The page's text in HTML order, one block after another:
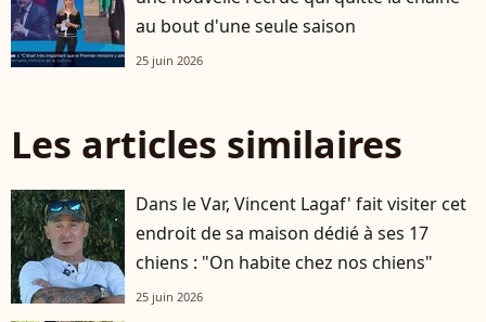
au bout d'une seule saison
25 juin 2026
Les articles similaires
Dans le Var, Vincent Lagaf' fait visiter cet
endroit de sa maison dédié à ses 17
chiens : "On habite chez nos chiens"
25 juin 2026